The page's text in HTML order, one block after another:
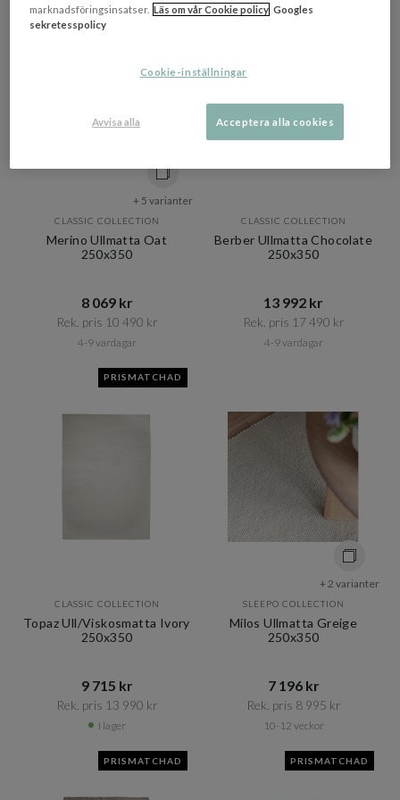
+ 5 varianter
CLASSIC COLLECTION
Merino Ullmatta Oat
250x350
8 069 kr​​
Rek. pris 10 490 kr​​
4-9 vardagar
CLASSIC COLLECTION
Berber Ullmatta Chocolate
250x350
13 992 kr​​
Rek. pris 17 490 kr​​
4-9 vardagar
PRISMATCHAD
CLASSIC COLLECTION
Topaz Ull/Viskosmatta Ivory
250x350
9 715 kr​​
Rek. pris 13 990 kr​​
I lager
+ 2 varianter
SLEEPO COLLECTION
Milos Ullmatta Greige
250x350
7 196 kr​​
Rek. pris 8 995 kr​​
10-12 veckor
PRISMATCHAD PRISMATCHAD
marknadsföringsinsatser. Läs om vår Cookie policy Googles
sekretesspolicy
Cookie-inställningar
Avvisa alla Acceptera alla cookies